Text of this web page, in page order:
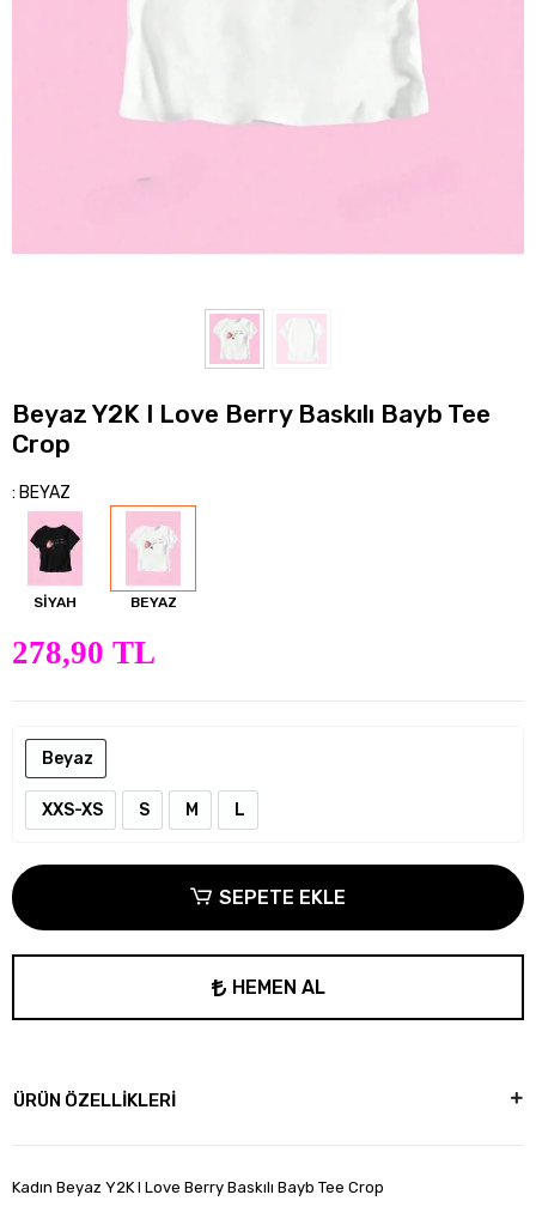
Beyaz Y2K I Love Berry Baskılı Bayb Tee
Crop
: BEYAZ
SİYAH BEYAZ
278,90 TL
Beyaz
XXS-XS S M L
SEPETE EKLE
HEMEN AL
ÜRÜN ÖZELLİKLERİ
Kadın Beyaz Y2K I Love Berry Baskılı Bayb Tee Crop